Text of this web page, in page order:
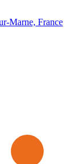
Marne, France